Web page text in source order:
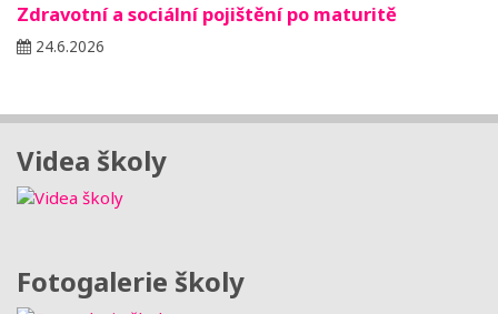
Zdravotní a sociální pojištění po maturitě
24.6.2026
Videa školy
Fotogalerie školy